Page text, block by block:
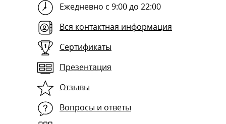
Ежедневно с 9:00 до 22:00
Вся контактная информация
Сертификаты
Презентация
Отзывы
Вопросы и ответы